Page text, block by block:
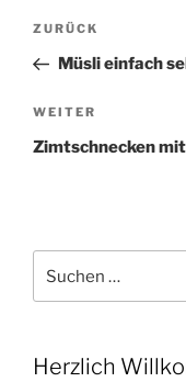
Vorheriger
Beitrag
ZURÜCK
Müsli einfach
Nächster
Beitrag
WEITER
Zimtschnecken
nach:
Herzlich